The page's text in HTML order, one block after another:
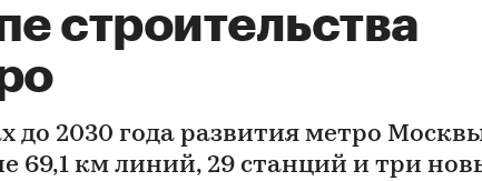
строительства
до 2030 года развития метро
69,1 км линий, 29 станций и три